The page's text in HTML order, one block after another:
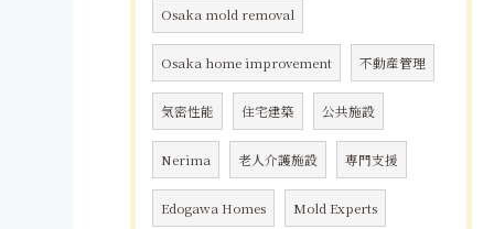
Osaka mold removal
Osaka home improvement 不動産管理
気密性能 住宅建築 公共施設
Nerima 老人介護施設 専門支援
Edogawa Homes Mold Experts